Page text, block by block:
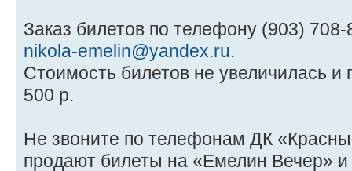
Заказ билетов по телефону (903)
nikola-emelin@yandex.ru.
Cтоимость билетов не увеличилась и
500 р.
Не звоните по телефонам ДК
продают билеты на «Емелин Вечер»